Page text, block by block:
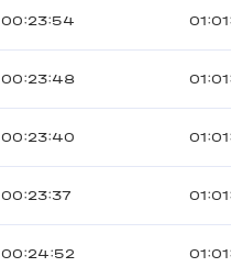
00:23:54
00:23:48
00:23:40
00:23:37
00:24:52